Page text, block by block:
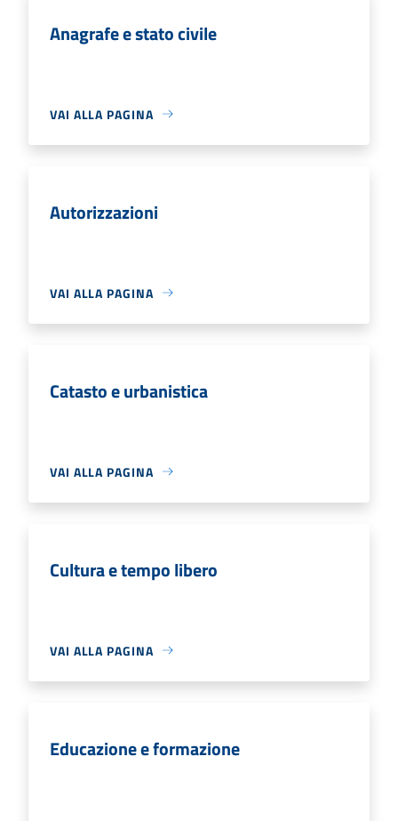
Anagrafe e stato civile
VAI ALLA PAGINA
Autorizzazioni
VAI ALLA PAGINA
Catasto e urbanistica
VAI ALLA PAGINA
Cultura e tempo libero
VAI ALLA PAGINA
Educazione e formazione